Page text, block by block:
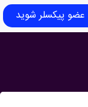
عضو پیکسلر شوید